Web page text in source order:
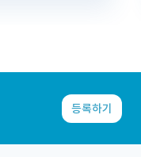
등록하기